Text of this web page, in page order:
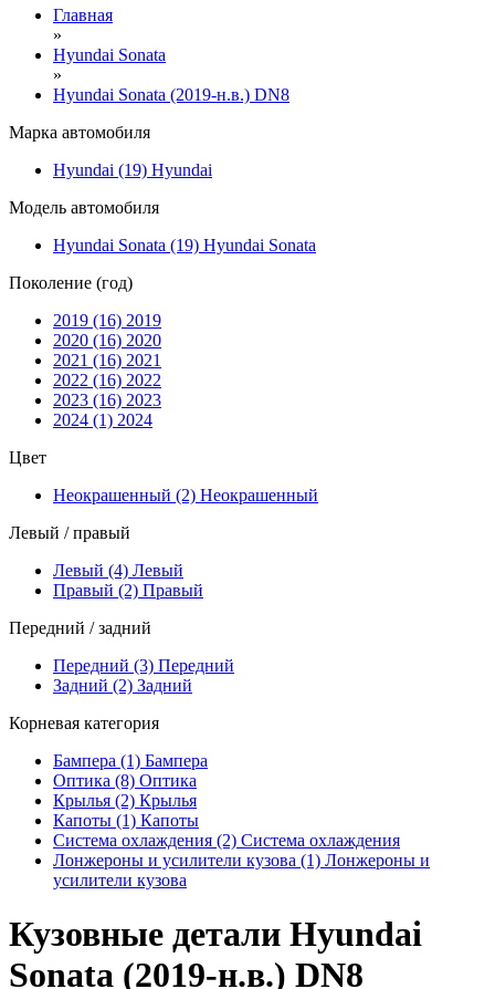
Главная
»
Hyundai Sonata
»
Hyundai Sonata (2019-н.в.) DN8
Марка автомобиля
Hyundai (19) Hyundai
Модель автомобиля
Hyundai Sonata (19) Hyundai Sonata
Поколение (год)
2019 (16) 2019
2020 (16) 2020
2021 (16) 2021
2022 (16) 2022
2023 (16) 2023
2024 (1) 2024
Цвет
Неокрашенный (2) Неокрашенный
Левый / правый
Левый (4) Левый
Правый (2) Правый
Передний / задний
Передний (3) Передний
Задний (2) Задний
Корневая категория
Бампера (1) Бампера
Оптика (8) Оптика
Крылья (2) Крылья
Капоты (1) Капоты
Система охлаждения (2) Система охлаждения
Лонжероны и усилители кузова (1) Лонжероны и
усилители кузова
Кузовные детали Hyundai
Sonata (2019-н.в.) DN8